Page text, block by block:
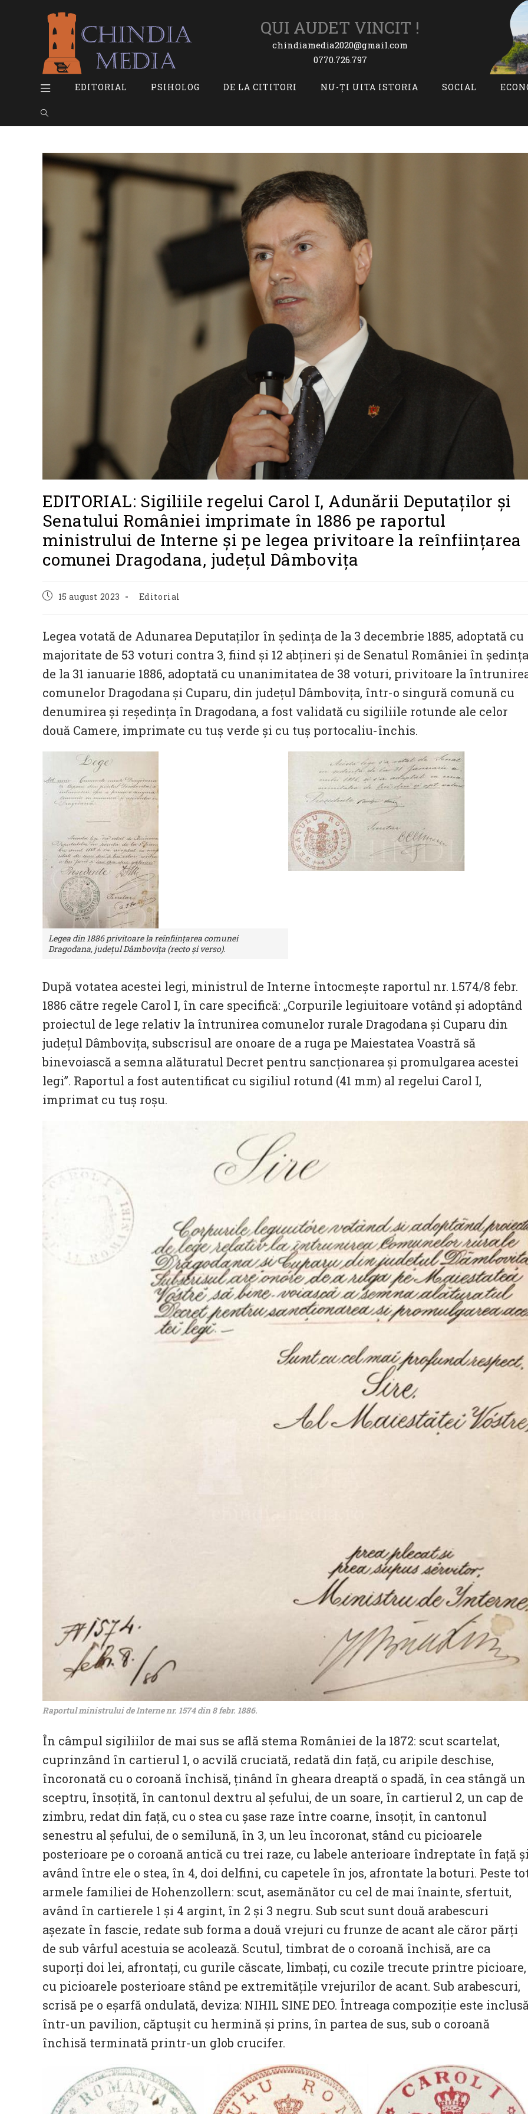
QUI AUDET VINCIT !
chindiamedia2020@gmail.com
0770.726.797
EDITORIAL PSIHOLOG DE LA CITITORI NU-ȚI UITA ISTORIA SOCIAL
Toggle
search
EDITORIAL: Sigiliile regelui Carol I, Adunării Deputaților și
Senatului României imprimate în 1886 pe raportul
ministrului de Interne și pe legea privitoare la reînființarea
comunei Dragodana, județul Dâmbovița
Post15 august 2023
Post
Editorial
Legea votată de Adunarea Deputaților în ședința de la 3 decembrie 1885, adoptată cu
majoritate de 53 voturi contra 3, fiind și 12 abțineri și de Senatul României în ședința
de la 31 ianuarie 1886, adoptată cu unanimitatea de 38 voturi, privitoare la
comunelor Dragodana și Cuparu, din județul Dâmbovița, într-o singură comună cu
denumirea și reședința în Dragodana, a fost validată cu sigiliile rotunde ale celor
două Camere, imprimate cu tuș verde și cu tuș portocaliu-închis.
Legea din 1886 privitoare la reînființarea comunei
Dragodana, județul Dâmbovița (recto și verso).
După votatea acestei legi, ministrul de Interne întocmește raportul nr. 1.574/8 febr.
1886 către regele Carol I, în care specifică: „Corpurile legiuitoare votând și adoptând
proiectul de lege relativ la întrunirea comunelor rurale Dragodana și Cuparu din
județul Dâmbovița, subscrisul are onoare de a ruga pe Maiestatea Voastră să
binevoiască a semna alăturatul Decret pentru sancționarea și promulgarea acestei
legi”. Raportul a fost autentificat cu sigiliul rotund (41 mm) al regelui Carol I,
imprimat cu tuș roșu.
Raportul ministrului de Interne nr. 1574 din 8 febr. 1886.
În câmpul sigiliilor de mai sus se află stema României de la 1872: scut scartelat,
cuprinzând în cartierul 1, o acvilă cruciată, redată din față, cu aripile deschise,
încoronată cu o coroană închisă, ținând în gheara dreaptă o spadă, în cea stângă un
sceptru, însoțită, în cantonul dextru al șefului, de un soare, în cartierul 2, un cap de
zimbru, redat din față, cu o stea cu șase raze între coarne, însoțit, în cantonul
senestru al șefului, de o semilună, în 3, un leu încoronat, stând cu picioarele
posterioare pe o coroană antică cu trei raze, cu labele anterioare îndreptate în față
având între ele o stea, în 4, doi delfini, cu capetele în jos, afrontate la boturi. Peste
armele familiei de Hohenzollern: scut, asemănător cu cel de mai înainte, sfertuit,
având în cartierele 1 și 4 argint, în 2 și 3 negru. Sub scut sunt două arabescuri
așezate în fascie, redate sub forma a două vrejuri cu frunze de acant ale căror părți
de sub vârful acestuia se acolează. Scutul, timbrat de o coroană închisă, are ca
suporți doi lei, afrontaţi, cu gurile căscate, limbaţi, cu cozile trecute printre picioare,
cu picioarele posterioare stând pe extremităţile vrejurilor de acant. Sub arabescuri,
scrisă pe o eșarfă ondulată, deviza: NIHIL SINE DEO. Întreaga compoziție este
într-un pavilion, căptușit cu hermină și prins, în partea de sus, sub o coroană
închisă terminată printr-un glob crucifer.